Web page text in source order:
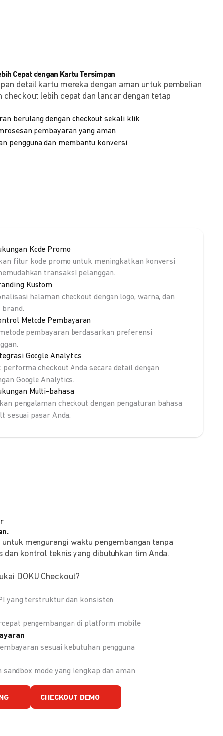
Cepat dengan Kartu Tersimpan
detail kartu mereka dengan aman untuk pembelian
checkout lebih cepat dan lancar dengan tetap
berulang dengan checkout sekali klik
pembayaran yang aman
pengguna dan membantu konversi
Kode Promo
fitur kode promo untuk meningkatkan konversi
transaksi pelanggan.
Kustom
halaman checkout dengan logo, warna, dan
brand.
Metode Pembayaran
pembayaran berdasarkan preferensi
Google Analytics
performa checkout Anda secara detail dengan
Google Analytics.
Multi-bahasa
pengalaman checkout dengan pengaturan bahasa
sesuai pasar Anda.
untuk mengurangi waktu pengembangan tanpa
kontrol teknis yang dibutuhkan tim Anda.
DOKU Checkout?
yang terstruktur dan konsisten
pengembangan di platform mobile
sesuai kebutuhan pengguna
mode yang lengkap dan aman
CHECKOUT DEMO